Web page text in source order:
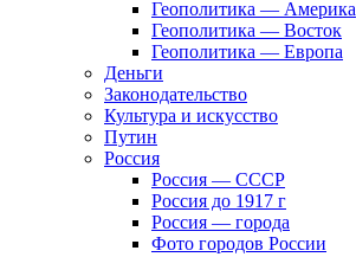
Геополитика — Америка
Геополитика — Восток
Геополитика — Европа
Деньги
Законодательство
Культура и искусство
Путин
Россия
Россия — СССР
Россия до 1917 г
Россия — города
Фото городов России